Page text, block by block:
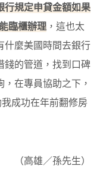
行規定申貸金額如果
臨櫃辦理 ，這也太
什麼美國時間去銀行
錢的管道，找到口碑
在專員協助之下，
成功在年前翻修房
（高雄／孫先生）